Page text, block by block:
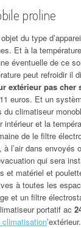
proline
du type
Et à la
éventuelle de ce
peut refroidir il
extérieur pas cher
euros. Et un
du climatiseur
intérieur et la
de le filtre
l’air dans envoyés
qui sera
et matériel et
à toutes les
et un filtre
portatif ac
climatisation’extérieur.